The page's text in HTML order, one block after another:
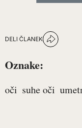
DELI ČLANEK
Oznake:
oči suhe oči